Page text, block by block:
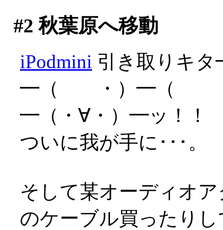
#2 秋葉原へ移動
iPodmini 引き取りキ
━（ ・）━（
━（・∀・）━ッ！！
ついに我が手に･･･。
そして某オーディオ
のケーブル買ったり